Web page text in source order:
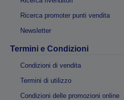
Ricerca promoter punti vendita
Newsletter
Termini e Condizioni
Condizioni di vendita
Termini di utilizzo
Condizioni delle promozioni online